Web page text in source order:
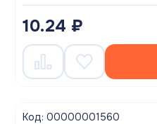
10.24 ₽
Код: 00000001560